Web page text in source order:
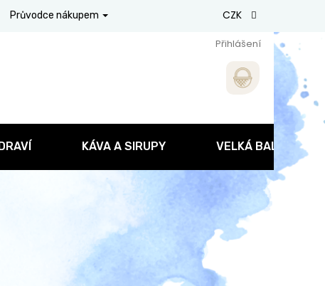
Průvodce nákupem CZK
Přihlášení
KÁVA A SIRUPY VELKÁ BALENÍ